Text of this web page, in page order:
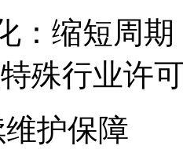
缩短周期
殊行业许
护保障